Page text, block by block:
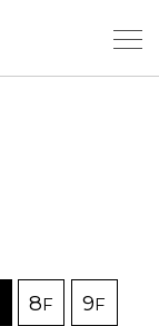
8F 9F